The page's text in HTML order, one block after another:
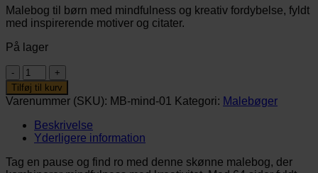
Malebog til børn med mindfulness og kreativ fordybelse, fyldt
med inspirerende motiver og citater.
På lager
Maling
og
mindfulness
–
En
malebog
fordybelse
Tilføj til kurv
Varenummer (SKU): MB-mind-01 Kategori: Malebøger
Beskrivelse
Yderligere information
Tag en pause og find ro med denne skønne malebog, der